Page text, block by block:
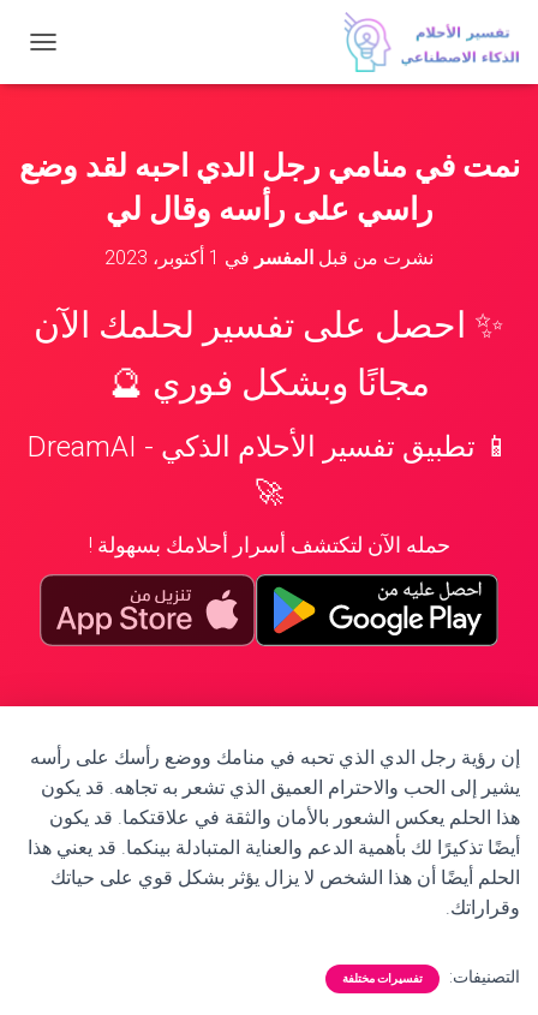
ب
ا
نمت في منامي رجل الدي احبه لقد وضع
راسي على رأسه وقال لي
نشرت من قبل المفسر في 1 أكتوبر، 2023
✨ احصل على تفسير لحلمك الآن
مجانًا وبشكل فوري 🔮
📱 تطبيق تفسير الأحلام الذكي - DreamAI
🚀
حمله الآن لتكتشف أسرار أحلامك بسهولة !
إن رؤية رجل الدي الذي تحبه في منامك ووضع رأسك على رأسه
يشير إلى الحب والاحترام العميق الذي تشعر به تجاهه. قد يكون
هذا الحلم يعكس الشعور بالأمان والثقة في علاقتكما. قد يكون
أيضًا تذكيرًا لك بأهمية الدعم والعناية المتبادلة بينكما. قد يعني هذا
الحلم أيضًا أن هذا الشخص لا يزال يؤثر بشكل قوي على حياتك
وقراراتك.
التصنيفات: تفسيرات مختلفة